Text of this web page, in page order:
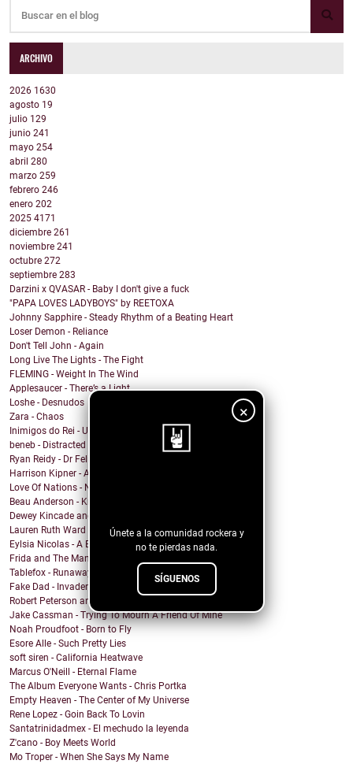
×
Únete a la comunidad rockera y
no te pierdas nada.
SÍGUENOS
ARCHIVO
2026 1630
agosto 19
julio 129
junio 241
mayo 254
abril 280
marzo 259
febrero 246
enero 202
2025 4171
diciembre 261
noviembre 241
octubre 272
septiembre 283
Darzini x QVASAR - Baby I don't give a fuck
"PAPA LOVES LADYBOYS" by REETOXA
Johnny Sapphire - Steady Rhythm of a Beating Heart
Loser Demon - Reliance
Don't Tell John - Again
Long Live The Lights - The Fight
FLEMING - Weight In The Wind
Applesaucer - There’s a Light
Loshe - Desnudos
Zara - Chaos
Inimigos do Rei - Uma Barata Chamada Kafka versão ...
beneb - Distracted
Ryan Reidy - Dr Felix and His Fringe Body Parts
Harrison Kipner - Alone With You
Love Of Nations - Ne'er Do Well
Beau Anderson - Know By Now
Dewey Kincade and The Navigators - Down in the Val...
Lauren Ruth Ward - Camouflage Sabotage
Eylsia Nicolas - A Beautiful Mess
Frida and The Mann - Dancing in the sun
Tablefox - Runaway
Fake Dad - Invader
Robert Peterson and The Crusade - Coming Out Of Ba...
Jake Cassman - Trying To Mourn A Friend Of Mine
Noah Proudfoot - Born to Fly
Esore Alle - Such Pretty Lies
soft siren - California Heatwave
Marcus O'Neill - Eternal Flame
The Album Everyone Wants - Chris Portka
Empty Heaven - The Center of My Universe
Rene Lopez - Goin Back To Lovin
Santatrinidadmex - El mechudo la leyenda
Z'cano - Boy Meets World
Mo Troper - When She Says My Name